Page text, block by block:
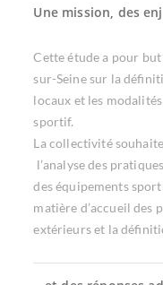
Une mission, des
Cette étude a pour
sur-Seine sur la
locaux et les
sportif.
La collectivité
l’analyse des
des équipements
matière d’accueil des
extérieurs et la